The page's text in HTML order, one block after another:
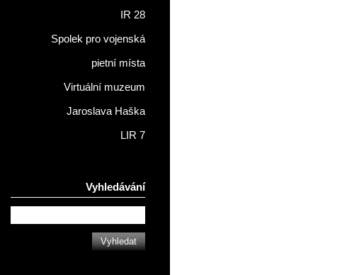
IR 28
Spolek pro vojenská
pietní místa
Virtuální muzeum
Jaroslava Haška
LIR 7
Vyhledávání